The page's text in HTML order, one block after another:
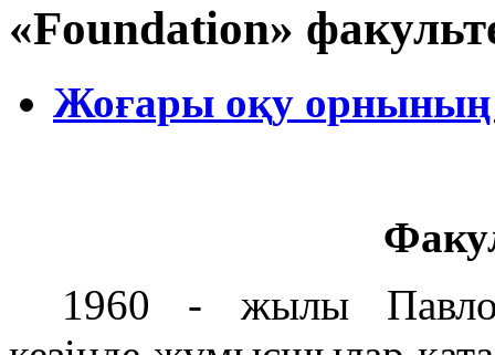
«Foundation»
Жоғары оқу
1960 - жылы